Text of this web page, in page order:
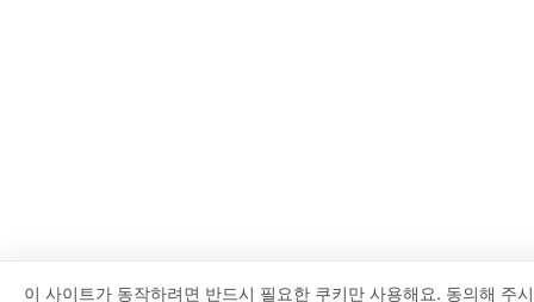
이 사이트가 동작하려면 반드시 필요한 쿠키만 사용해요. 동의해 주